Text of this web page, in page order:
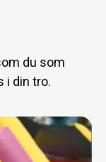
du som
i din tro.